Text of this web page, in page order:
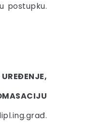
postupku.